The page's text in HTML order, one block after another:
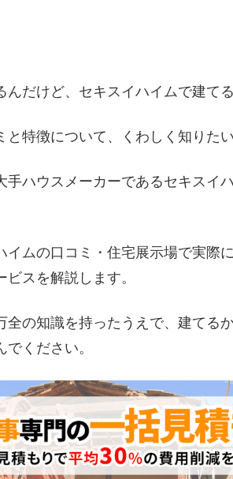
んだけど、セキスイハイムで建て
と特徴について、くわしく知りたい
手ハウスメーカーであるセキスイ
イムの口コミ・住宅展示場で実際
スを解説します。
全の知識を持ったうえで、建てる
ください。